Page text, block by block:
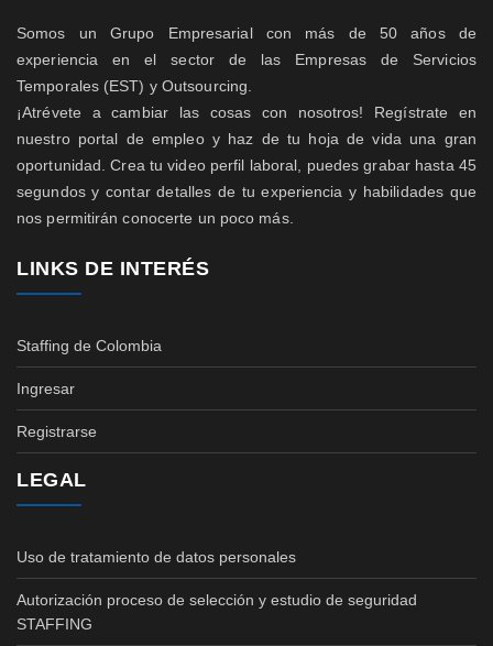
Somos un Grupo Empresarial con más de 50 años de
experiencia en el sector de las Empresas de Servicios
Temporales (EST) y Outsourcing.
¡Atrévete a cambiar las cosas con nosotros! Regístrate en
nuestro portal de empleo y haz de tu hoja de vida una gran
oportunidad. Crea tu video perfil laboral, puedes grabar hasta 45
segundos y contar detalles de tu experiencia y habilidades que
nos permitirán conocerte un poco más.
LINKS DE INTERÉS
Staffing de Colombia
Ingresar
Registrarse
LEGAL
Uso de tratamiento de datos personales
Autorización proceso de selección y estudio de seguridad
STAFFING